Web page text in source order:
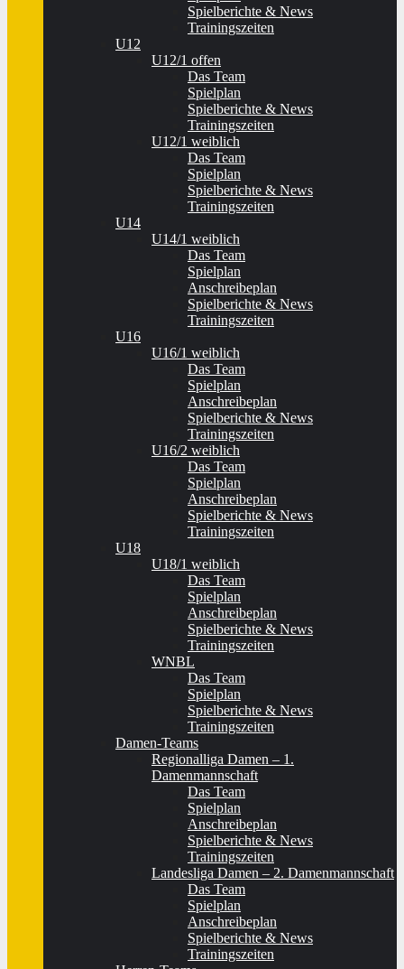
Spielberichte & News
Trainingszeiten
U12
U12/1 offen
Das Team
Spielplan
Spielberichte & News
Trainingszeiten
U12/1 weiblich
Das Team
Spielplan
Spielberichte & News
Trainingszeiten
U14
U14/1 weiblich
Das Team
Spielplan
Anschreibeplan
Spielberichte & News
Trainingszeiten
U16
U16/1 weiblich
Das Team
Spielplan
Anschreibeplan
Spielberichte & News
Trainingszeiten
U16/2 weiblich
Das Team
Spielplan
Anschreibeplan
Spielberichte & News
Trainingszeiten
U18
U18/1 weiblich
Das Team
Spielplan
Anschreibeplan
Spielberichte & News
Trainingszeiten
WNBL
Das Team
Spielplan
Spielberichte & News
Trainingszeiten
Damen-Teams
Regionalliga Damen – 1.
Damenmannschaft
Das Team
Spielplan
Anschreibeplan
Spielberichte & News
Trainingszeiten
Landesliga Damen – 2. Damenmannschaft
Das Team
Spielplan
Anschreibeplan
Spielberichte & News
Trainingszeiten